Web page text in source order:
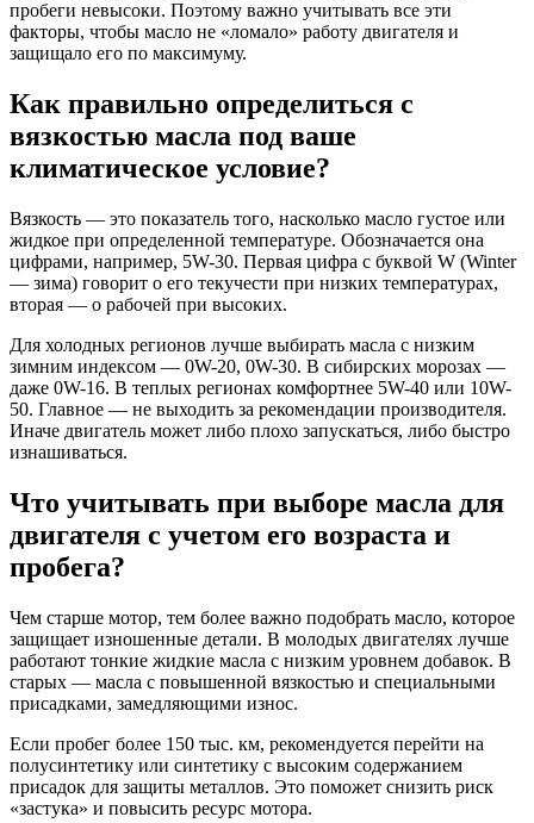
пробеги невысоки. Поэтому важно учитывать все эти
факторы, чтобы масло не «ломало» работу двигателя и
защищало его по максимуму.
Как правильно определиться с
вязкостью масла под ваше
климатическое условие?
Вязкость — это показатель того, насколько масло густое или
жидкое при определенной температуре. Обозначается она
цифрами, например, 5W-30. Первая цифра с буквой W (Winter
— зима) говорит о его текучести при низких температурах,
вторая — о рабочей при высоких.
Для холодных регионов лучше выбирать масла с низким
зимним индексом — 0W-20, 0W-30. В сибирских морозах —
даже 0W-16. В теплых регионах комфортнее 5W-40 или 10W-
50. Главное — не выходить за рекомендации производителя.
Иначе двигатель может либо плохо запускаться, либо быстро
изнашиваться.
Что учитывать при выборе масла для
двигателя с учетом его возраста и
пробега?
Чем старше мотор, тем более важно подобрать масло, которое
защищает изношенные детали. В молодых двигателях лучше
работают тонкие жидкие масла с низким уровнем добавок. В
старых — масла с повышенной вязкостью и специальными
присадками, замедляющими износ.
Если пробег более 150 тыс. км, рекомендуется перейти на
полусинтетику или синтетику с высоким содержанием
присадок для защиты металлов. Это поможет снизить риск
«застука» и повысить ресурс мотора.